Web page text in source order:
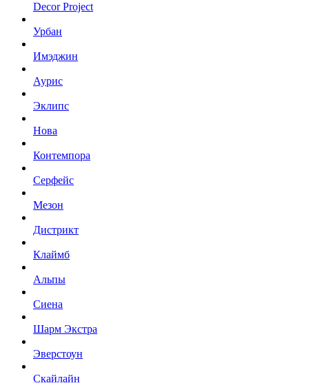
Decor Project
Урбан
Имэджин
Аурис
Эклипс
Нова
Контемпора
Серфейс
Мезон
Дистрикт
Клаймб
Альпы
Сиена
Шарм Экстра
Эверстоун
Скайлайн